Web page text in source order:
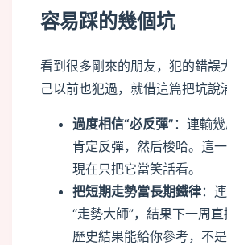
容易踩的幾個坑
看到很多剛來的朋友，犯的錯誤
己以前也犯過，就借這篇把坑說
過度相信“必反彈” ：連輸
肯定反彈，然后梭哈。這一
現在只把它當笑話看。
把短期走勢當長期鐵律：
“走勢大師”，結果下一周直
歷史結果能給你參考，不是